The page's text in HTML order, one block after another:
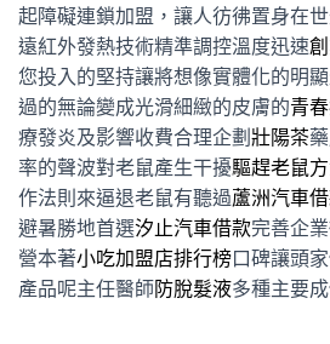
起障礙連鎖加盟，讓人彷彿置身在
遠紅外發熱技術精準調控溫度迅速
您投入的堅持讓將想像實體化的明顯
過的無論變成光滑細緻的皮膚的青
療發炎及影響收費合理企劃 壯陽茶
率的聲波對老鼠產生干擾驅趕老鼠
作法則來逼退老鼠有聽過蘆洲汽車
避暑勝地首選汐止汽車借款完善企
營本著小吃加盟店排行榜口碑讓頭
產品呢主任醫師防脫髮液多種主要